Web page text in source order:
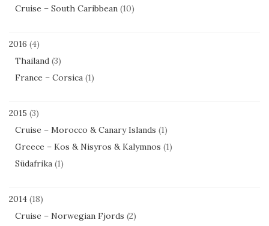
Cruise – South Caribbean (10)
2016 (4)
Thailand (3)
France – Corsica (1)
2015 (3)
Cruise – Morocco & Canary Islands (1)
Greece – Kos & Nisyros & Kalymnos (1)
Südafrika (1)
2014 (18)
Cruise – Norwegian Fjords (2)